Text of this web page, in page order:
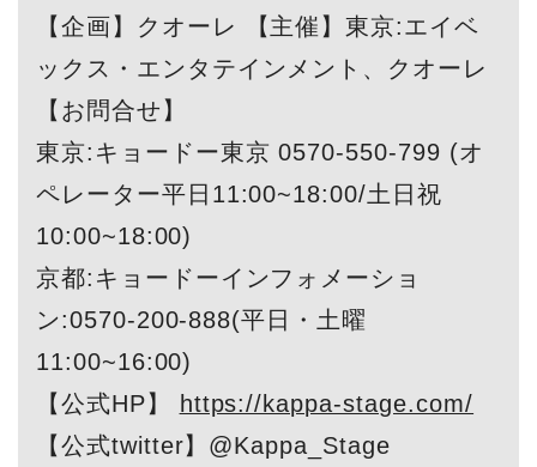
【企画】クオーレ 【主催】東京:エイベ
ックス・エンタテインメント、クオーレ
【お問合せ】
東京:キョードー東京 0570-550-799 (オ
ペレーター平日11:00~18:00/土日祝
10:00~18:00)
京都:キョードーインフォメーショ
ン:0570-200-888(平日・土曜
11:00~16:00)
【公式HP】
https://kappa-stage.com/
【公式twitter】@Kappa_Stage